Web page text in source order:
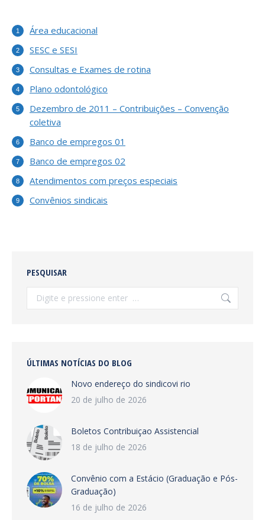
Área educacional
SESC e SESI
Consultas e Exames de rotina
Plano odontológico
Dezembro de 2011 – Contribuições – Convenção
coletiva
Banco de empregos 01
Banco de empregos 02
Atendimentos com preços especiais
Convênios sindicais
PESQUISAR
Search:
ÚLTIMAS NOTÍCIAS DO BLOG
Novo endereço do sindicovi rio
20 de julho de 2026
Boletos Contribuiçao Assistencial
18 de julho de 2026
Convênio com a Estácio (Graduação e Pós-
Graduação)
16 de julho de 2026